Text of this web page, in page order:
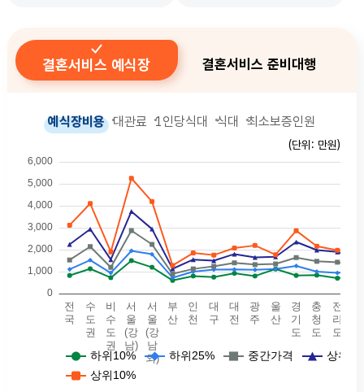
결혼서비스 예식장
예식장비용 대관료 1인당식대 식대 최소보증인원
(단위: 만원)
결혼서비스 준비대행